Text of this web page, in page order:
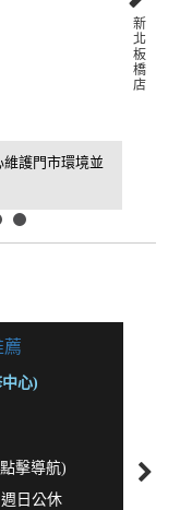
護門市環境並
新
北
板
橋
店
心)
擊導航)
日公休